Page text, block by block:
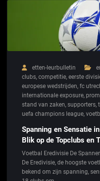
etten-leurbulletin
clubs, competitie, eerste
europese wedstrijden, fc
internationale exposure,
stand van zaken, supporters,
uefa champions league,
Spanning en Sensatie
Blik op de Topclubs en
Voetbal Eredivisie De
De Eredivisie, de hoogste
bekend om zijn spanning,